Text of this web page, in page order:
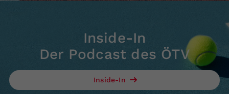
Inside-In
Der Podcast des ÖTV
Inside-In